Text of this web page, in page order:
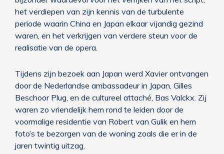
het verdiepen van zijn kennis van de turbulente
periode waarin China en Japan elkaar vijandig gezind
waren, en het verkrijgen van verdere steun voor de
realisatie van de opera.
Tijdens zijn bezoek aan Japan werd Xavier ontvangen
door de Nederlandse ambassadeur in Japan, Gilles
Beschoor Plug, en de cultureel attaché, Bas Valckx. Zij
waren zo vriendelijk hem rond te leiden door de
voormalige residentie van Robert van Gulik en hem
foto’s te bezorgen van de woning zoals die er in de
jaren twintig uitzag.